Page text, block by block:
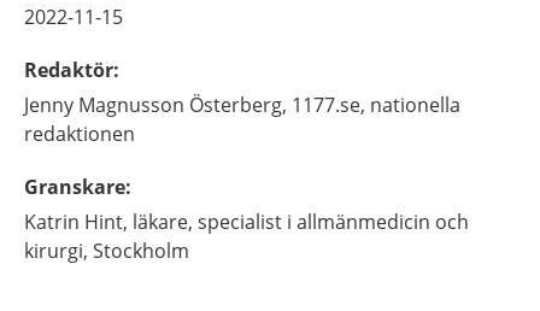
2022-11-15
Redaktör:
Jenny Magnusson Österberg, 1177.se, nationella
redaktionen
Granskare:
Katrin Hint, läkare, specialist i allmänmedicin och
kirurgi, Stockholm